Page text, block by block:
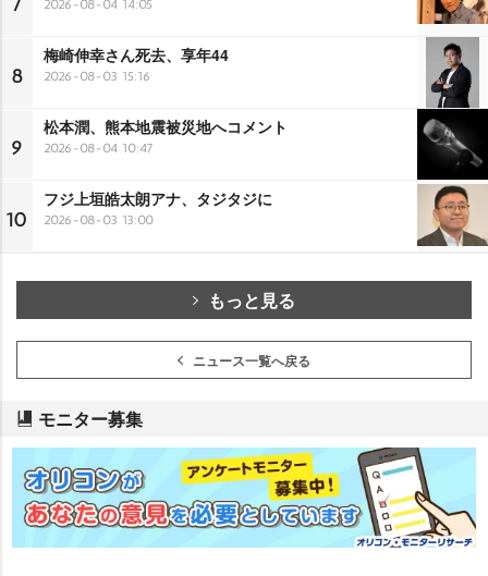
7 2026-08-04 14:05
8
梅崎伸幸さん死去、享年44
2026-08-03 15:16
9
松本潤、熊本地震被災地へコメント
2026-08-04 10:47
10
フジ上垣皓太朗アナ、タジタジに
2026-08-03 13:00
もっと見る
ニュース一覧へ戻る
モニター募集